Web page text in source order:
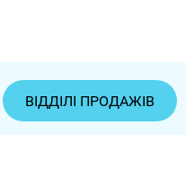
ВІДДІЛІ ПРОДАЖІВ